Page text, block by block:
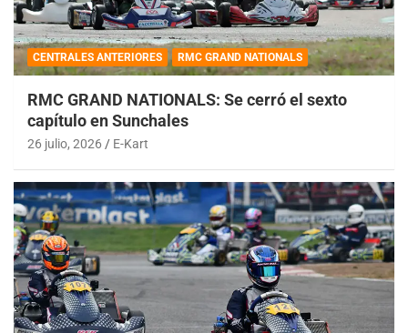
CENTRALES ANTERIORES RMC GRAND NATIONALS
RMC GRAND NATIONALS: Se cerró el sexto
capítulo en Sunchales
26 julio, 2026 E-Kart